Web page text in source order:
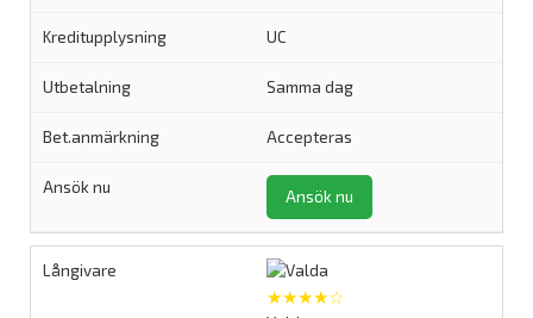
UC
Samma dag
Accepteras
Ansök nu
★★★★☆